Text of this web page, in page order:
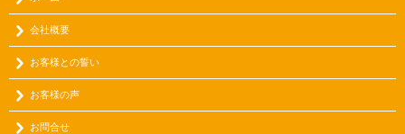
会社概要
お客様との誓い
お客様の声
お問合せ